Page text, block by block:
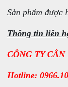
Sản phẩm được
Thông tin liên
CÔNG TY
Hotline: